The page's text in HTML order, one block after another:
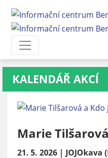
KALENDÁŘ AKCÍ
Marie
21. 5. 2026 |